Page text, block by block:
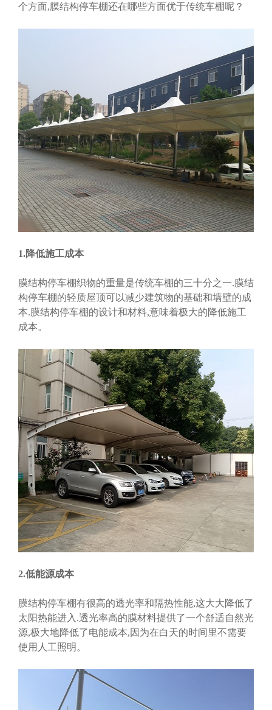
个方面,膜结构停车棚还在哪些方面优于传统车棚呢？
1.降低施工成本
膜结构停车棚织物的重量是传统车棚的三十分之一.膜结
构停车棚的轻质屋顶可以减少建筑物的基础和墙壁的成
本.膜结构停车棚的设计和材料,意味着极大的降低施工
成本。
2.低能源成本
膜结构停车棚有很高的透光率和隔热性能,这大大降低了
太阳热能进入.透光率高的膜材料提供了一个舒适自然光
源,极大地降低了电能成本,因为在白天的时间里不需要
使用人工照明。